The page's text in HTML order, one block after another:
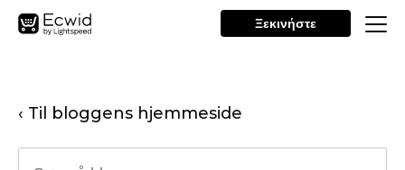
Ξεκινήστε
‹ Til bloggens hjemmeside